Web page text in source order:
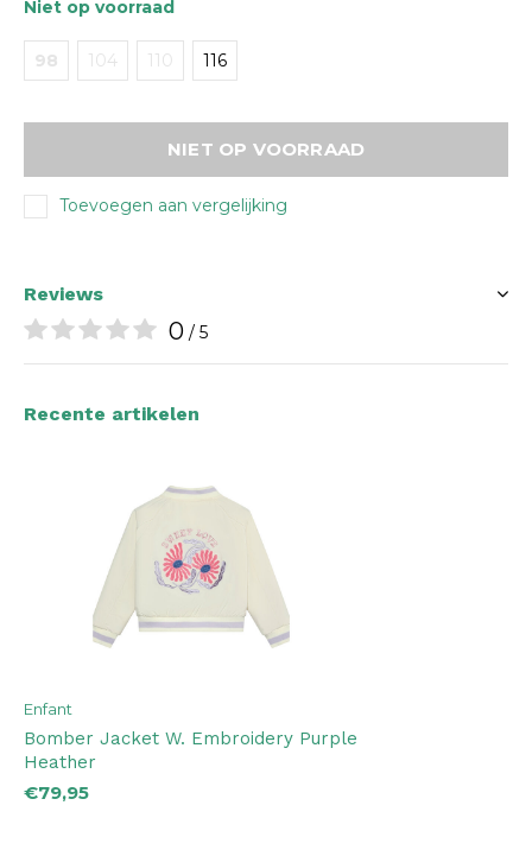
Niet op voorraad
98 104 110 116
NIET OP VOORRAAD
Toevoegen aan vergelijking
Reviews
0 / 5
Recente artikelen
Enfant
Bomber Jacket W. Embroidery Purple
Heather
€79,95